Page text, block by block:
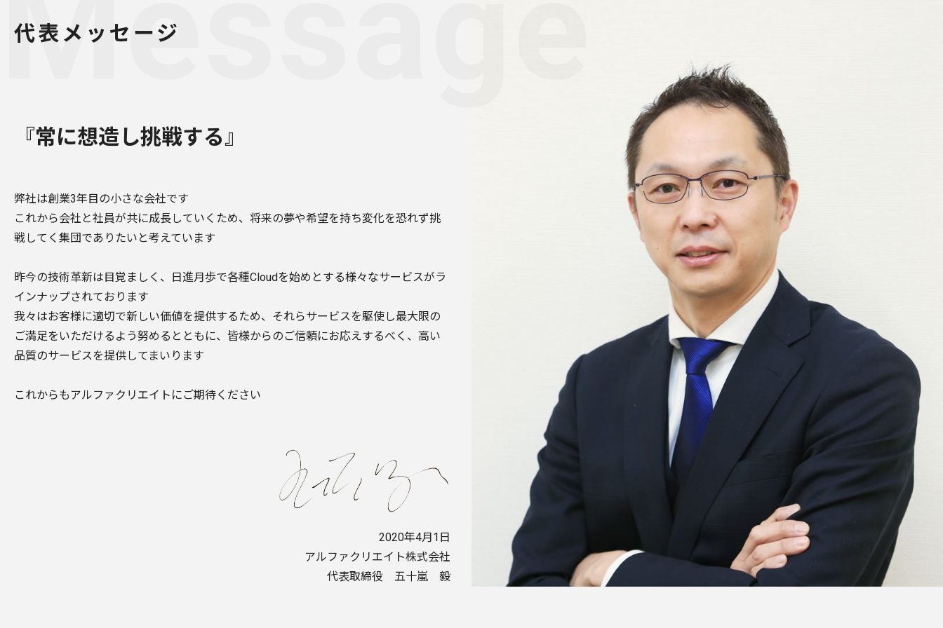
変わる！
IT source makes bright company
代表メッセージ
『常に想造し挑戦する』
弊社は創業3年目の小さな会社です
これから会社と社員が共に成長していくため、将来の夢や希望を持ち変化を恐れず挑
戦してく集団でありたいと考えています
昨今の技術革新は目覚ましく、日進月歩で各種Cloudを始めとする様々なサービスがラ
インナップされております
我々はお客様に適切で新しい価値を提供するため、それらサービスを駆使し最大限の
ご満足をいただけるよう努めるとともに、皆様からのご信頼にお応えするべく、高い
品質のサービスを提供してまいります
これからもアルファクリエイトにご期待ください
2020年4月1日
アルファクリエイト株式会社
代表取締役 五十嵐 毅